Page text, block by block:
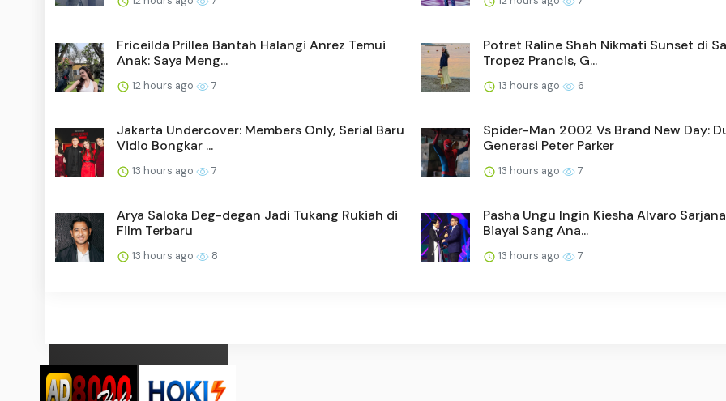
Friceilda Prillea Bantah Halangi Anrez Temui
Anak: Saya Meng...
12 hours ago 7
Potret Raline Shah Nikmati Sunset di
Tropez Prancis, G...
13 hours ago 6
Jakarta Undercover: Members Only, Serial Baru
Vidio Bongkar ...
13 hours ago 7
Spider-Man 2002 Vs Brand New Day:
Generasi Peter Parker
13 hours ago 7
Arya Saloka Deg-degan Jadi Tukang Rukiah di
Film Terbaru
13 hours ago 8
Pasha Ungu Ingin Kiesha Alvaro
Biayai Sang Ana...
13 hours ago 7